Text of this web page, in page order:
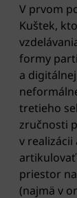
V prvom
Kuštek,
formy
a
tretieho
zručnosti
v
priestor
(najmä v